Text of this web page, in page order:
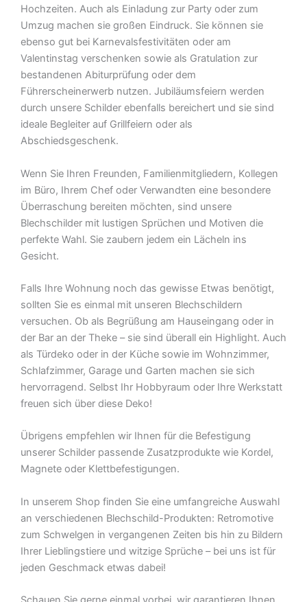
Hochzeiten. Auch als Einladung zur Party oder zum
Umzug machen sie großen Eindruck. Sie können sie
ebenso gut bei Karnevalsfestivitäten oder am
Valentinstag verschenken sowie als Gratulation zur
bestandenen Abiturprüfung oder dem
Führerscheinerwerb nutzen. Jubiläumsfeiern werden
durch unsere Schilder ebenfalls bereichert und sie sind
ideale Begleiter auf Grillfeiern oder als
Abschiedsgeschenk.
Wenn Sie Ihren Freunden, Familienmitgliedern, Kollegen
im Büro, Ihrem Chef oder Verwandten eine besondere
Überraschung bereiten möchten, sind unsere
Blechschilder mit lustigen Sprüchen und Motiven die
perfekte Wahl. Sie zaubern jedem ein Lächeln ins
Gesicht.
Falls Ihre Wohnung noch das gewisse Etwas benötigt,
sollten Sie es einmal mit unseren Blechschildern
versuchen. Ob als Begrüßung am Hauseingang oder in
der Bar an der Theke – sie sind überall ein Highlight. Auch
als Türdeko oder in der Küche sowie im Wohnzimmer,
Schlafzimmer, Garage und Garten machen sie sich
hervorragend. Selbst Ihr Hobbyraum oder Ihre Werkstatt
freuen sich über diese Deko!
Übrigens empfehlen wir Ihnen für die Befestigung
unserer Schilder passende Zusatzprodukte wie Kordel,
Magnete oder Klettbefestigungen.
In unserem Shop finden Sie eine umfangreiche Auswahl
an verschiedenen Blechschild-Produkten: Retromotive
zum Schwelgen in vergangenen Zeiten bis hin zu Bildern
Ihrer Lieblingstiere und witzige Sprüche – bei uns ist für
jeden Geschmack etwas dabei!